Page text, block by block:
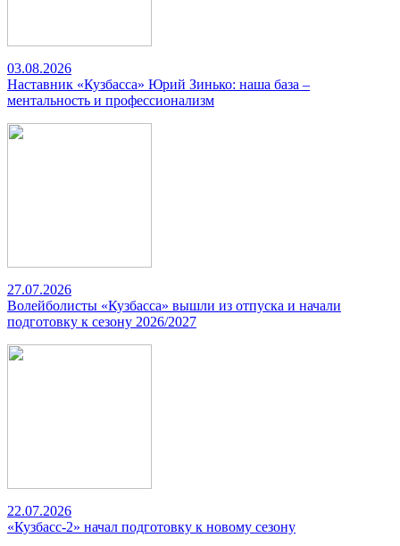
03.08.2026
Наставник «Кузбасса» Юрий Зинько: наша база –
ментальность и профессионализм
27.07.2026
Волейболисты «Кузбасса» вышли из отпуска и начали
подготовку к сезону 2026/2027
22.07.2026
«Кузбасс-2» начал подготовку к новому сезону